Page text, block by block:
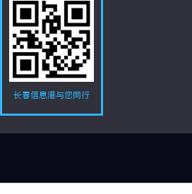
长春信息港与您同行